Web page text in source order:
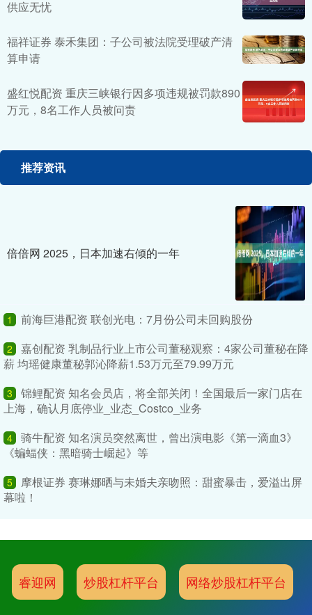
供应无忧
福祥证券 泰禾集团：子公司被法院受理破产清
算申请
盛红悦配资 重庆三峡银行因多项违规被罚款890
万元，8名工作人员被问责
推荐资讯
倍倍网 2025，日本加速右倾的一年
1 前海巨港配资 联创光电：7月份公司未回购股份
2
嘉创配资 乳制品行业上市公司董秘观察：4家公司董秘在降
薪 均瑶健康董秘郭沁降薪1.53万元至79.99万元
3
锦鲤配资 知名会员店，将全部关闭！全国最后一家门店在
上海，确认月底停业_业态_Costco_业务
4 骑牛配资 知名演员突然离世，曾出演电影《第一滴血3》
《蝙蝠侠：黑暗骑士崛起》等
5
摩根证券 赛琳娜晒与未婚夫亲吻照：甜蜜暴击，爱溢出屏
幕啦！
睿迎网 炒股杠杆平台 网络炒股杠杆平台